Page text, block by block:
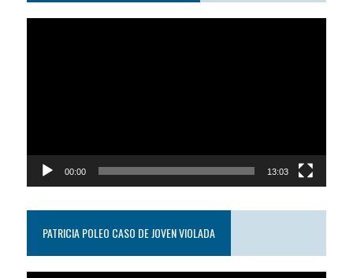
00:00 13:03
PATRICIA POLEO CASO DE JOVEN VIOLADA